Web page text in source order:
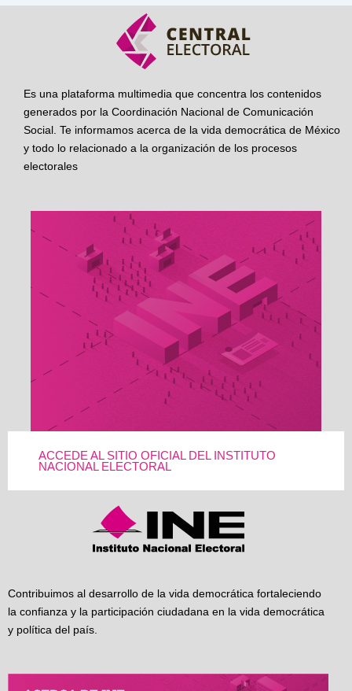
Es una plataforma multimedia que concentra los contenidos
generados por la Coordinación Nacional de Comunicación
Social. Te informamos acerca de la vida democrática de México
y todo lo relacionado a la organización de los procesos
electorales
ACCEDE AL SITIO OFICIAL DEL INSTITUTO
NACIONAL ELECTORAL
Contribuimos al desarrollo de la vida democrática fortaleciendo
la confianza y la participación ciudadana en la vida democrática
y política del país.